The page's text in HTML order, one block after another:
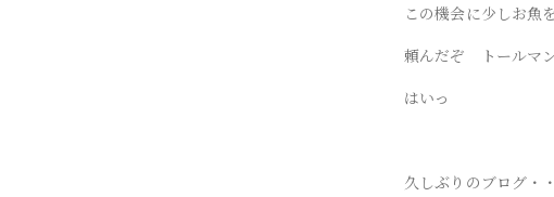
この機会に少しお魚
頼んだぞ トールマン
はいっ
久しぶりのブログ・